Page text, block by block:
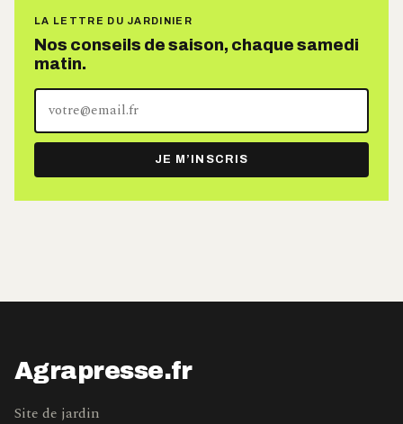
LA LETTRE DU JARDINIER
Nos conseils de saison, chaque samedi
matin.
Votre
adresse
e-
mail
JE M’INSCRIS
Agrapresse.fr
Site de jardin